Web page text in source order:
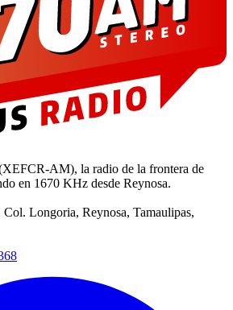
AM), la radio de la frontera de
en 1670 KHz desde Reynosa.
Longoria, Reynosa, Tamaulipas,